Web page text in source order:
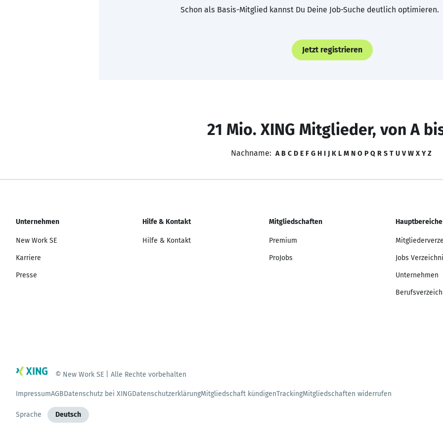
Schon als Basis-Mitglied kannst Du Deine Job-Suche deutlich optimieren.
Jetzt registrieren
21 Mio. XING Mitglieder, von A
Nachname: A B C D E F G H I J K L M N O P Q R S T U V W X Y Z
Unternehmen
New Work SE
Karriere
Presse
Hilfe & Kontakt
Hilfe & Kontakt
Mitgliedschaften
Premium
ProJobs
Hauptbereiche
Jobs
Unternehmen
© New Work SE | Alle Rechte vorbehalten
ImpressumAGBDatenschutz bei XINGDatenschutzerklärungMitgliedschaft kündigenTrackingMitgliedschaften widerrufen
Sprache Deutsch